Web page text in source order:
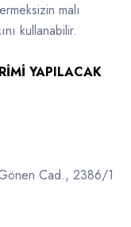
malı
kullanabilir.
YAPILACAK
Cad., 2386/1